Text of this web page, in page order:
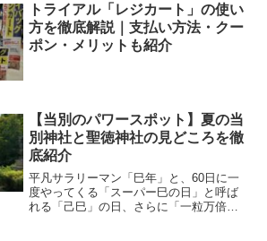
トライアル「レジカート」の使い
方を徹底解説｜支払い方法・クー
ポン・メリットも紹介
【当別のパワースポット】夏の当
別神社と聖徳神社の見どころを徹
底紹介
平凡サラリーマン「巳年」と、60日に一
度やってくる「スーパー巳の日」と呼ば
れる「己巳」の日、さらに「一粒万倍